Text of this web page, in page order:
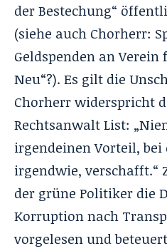
der Bestechung“
(siehe auch Chorherr:
Geldspenden an
Neu“?). Es gilt die
Chorherr widerspricht
Rechtsanwalt List:
irgendeinen Vorteil, bei
irgendwie, verschafft.“
der grüne Politiker die
Korruption nach
vorgelesen und